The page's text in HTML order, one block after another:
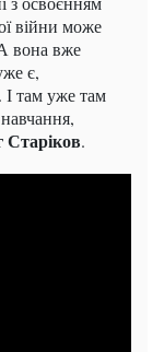
війни може
вона вже
є,
І там уже там
Старіков.